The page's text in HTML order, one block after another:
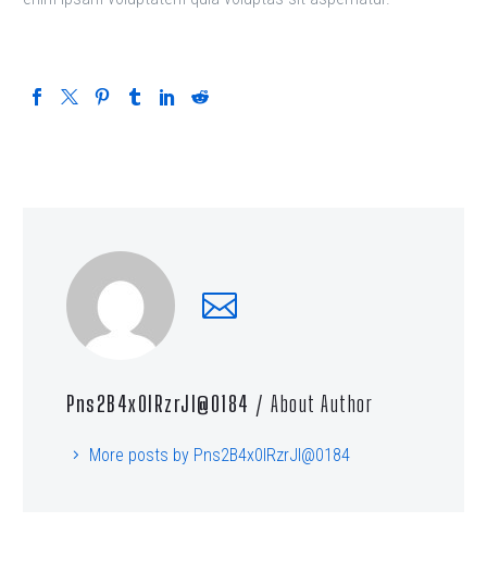
Pns2B4x0lRzrJl@0184 / About Author
More posts by Pns2B4x0lRzrJl@0184